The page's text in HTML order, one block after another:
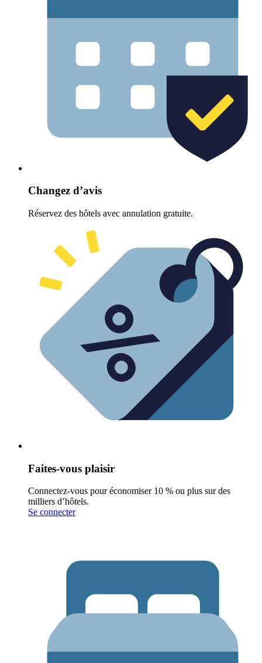
Changez d’avis
Réservez des hôtels avec annulation gratuite.
Faites-vous plaisir
Connectez-vous pour économiser 10 % ou plus sur des
milliers d’hôtels.
Se connecter